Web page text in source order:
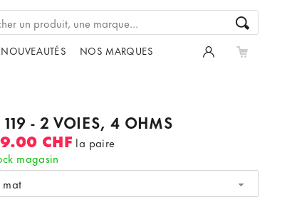
NOS MARQUES
- 2 VOIES, 4 OHMS
CHF la paire
magasin
mat